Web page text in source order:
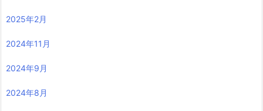
2025年2月
2024年11月
2024年9月
2024年8月